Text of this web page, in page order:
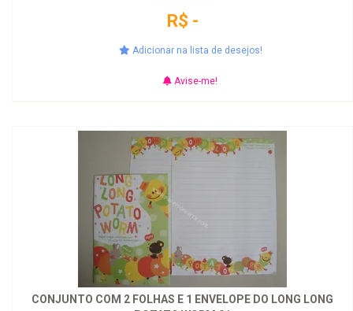
R$ -
Adicionar na lista de desejos!
Avise-me!
CONJUNTO COM 2 FOLHAS E 1 ENVELOPE DO LONG LONG